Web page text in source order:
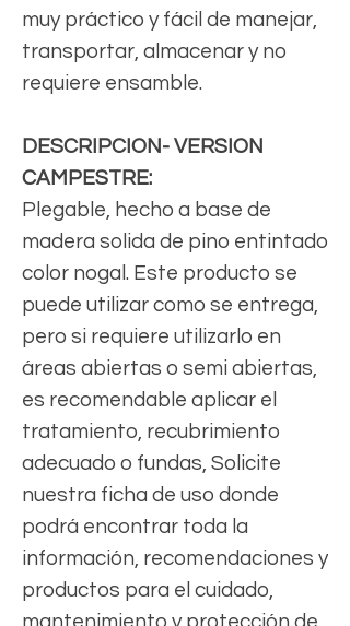
muy práctico y fácil de manejar,
transportar, almacenar y no
requiere ensamble.
DESCRIPCION- VERSION
CAMPESTRE:
Plegable, hecho a base de
madera solida de pino entintado
color nogal. Este producto se
puede utilizar como se entrega,
pero si requiere utilizarlo en
áreas abiertas o semi abiertas,
es recomendable aplicar el
tratamiento, recubrimiento
adecuado o fundas, Solicite
nuestra ficha de uso donde
podrá encontrar toda la
información, recomendaciones y
productos para el cuidado,
mantenimiento y protección de